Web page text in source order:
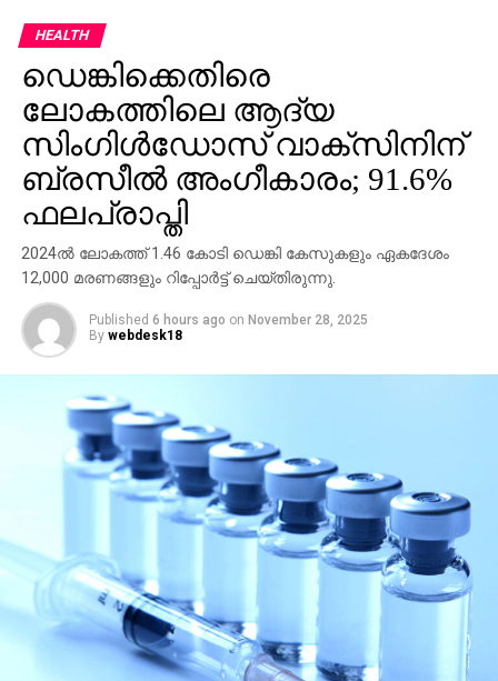
അതേസമയം കളങ്കാവല്‍ ആണ് മമ്മൂട്ടിയുടേതായി
റിലീസിനൊരുങ്ങുന്ന ചിത്രം. മമ്മൂട്ടി , വിനായകന്‍
എന്നിവരെ കേന്ദ്ര കഥാപാത്രങ്ങളാക്കി ജിതിന്‍ കെ.
ജോസ് സംവിധാനം നിര്‍വഹിച്ച ചിത്രമാണ് കളങ്കാവല്‍.
ഡിസംബര്‍ അഞ്ചിനാണ് ചിത്രം റിലീസെത്തുന്നത്.
മമ്മൂട്ടി കമ്പനി നിര്‍മിക്കുന്ന ഈ ചിത്രം വേഫറര്‍
ഫിലിംസ് കേരളത്തില്‍ വിതരണത്തിനെത്തിക്കുന്നു.
ജിഷ്ണു ശ്രീകുമാറും ജിതിന്‍ കെ. ജോസും ചേര്‍ന്ന്
തിരക്കഥ രചിച്ച കളങ്കാവല്‍ മമ്മൂട്ടി കമ്പനിയുടെ
ബാനറില്‍ നിര്‍മിക്കുന്ന ഏഴാമത്തെ ചിത്രമാണ്.
നേരത്തെ നവംബര്‍ 27 ന് റിലീസ് പ്രഖ്യാപിച്ചിരുന്ന
ചിത്രം ഡിസംബര്‍ അഞ്ചിലേക്ക് നീട്ടുകയായിരുന്നു.
HEALTH
ഡെങ്കിക്കെതിരെ
ലോകത്തിലെ ആദ്യ
സിംഗിള്‍ഡോസ് വാക്സിനിന്
ബ്രസീല്‍ അംഗീകാരം; 91.6%
ഫലപ്രാപ്തി
2024ല്‍ ലോകത്ത് 1.46 കോടി ഡെങ്കി കേസുകളും ഏകദേശം
12,000 മരണങ്ങളും റിപ്പോര്‍ട്ട് ചെയ്തിരുന്നു.
Published 6 hours ago on November 28, 2025
By webdesk18